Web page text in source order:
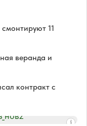
11
веранда и
контракт с